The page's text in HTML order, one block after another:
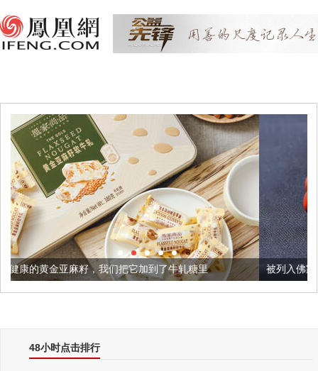
我们把它加到了牛轧糖里 被列入佛家七宝的它到底有多美
48小时点击排行